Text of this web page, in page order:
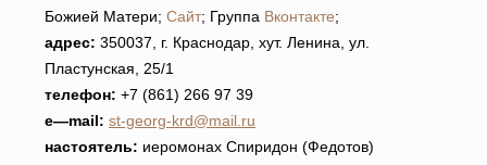
Божией Матери; Сайт; Группа Вконтакте;
адрес: 350037, г. Краснодар, хут. Ленина, ул.
Пластунская, 25/1
телефон: +7 (861) 266 97 39
e—mail: st-georg-krd@mail.ru
настоятель: иеромонах Спиридон (Федотов)